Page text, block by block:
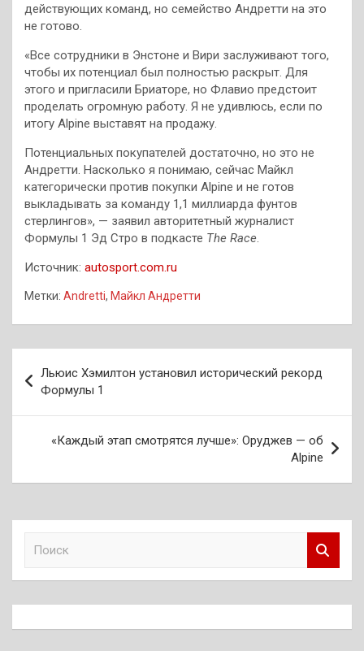
действующих команд, но семейство Андретти на это
не готово.
«Все сотрудники в Энстоне и Вири заслуживают того,
чтобы их потенциал был полностью раскрыт. Для
этого и пригласили Бриаторе, но Флавио предстоит
проделать огромную работу. Я не удивлюсь, если по
итогу Alpine выставят на продажу.
Потенциальных покупателей достаточно, но это не
Андретти. Насколько я понимаю, сейчас Майкл
категорически против покупки Alpine и не готов
выкладывать за команду 1,1 миллиарда фунтов
стерлингов», — заявил авторитетный журналист
Формулы 1 Эд Стро в подкасте The Race.
Источник: autosport.com.ru
Метки: Andretti, Майкл Андретти
по
записям
Льюис Хэмилтон установил исторический рекорд
Формулы 1
«Каждый этап смотрятся лучше»: Оруджев — об
Alpine
к